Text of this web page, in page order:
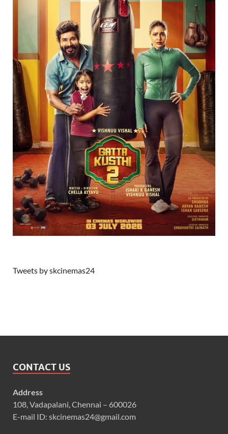
Tweets by skcinemas24
CONTACT US
Address
108, Vadapalani, Chennai – 600026
E-mail ID: skcinemas24@gmail.com